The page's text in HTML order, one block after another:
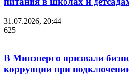
31.07.2026, 20:44
625
В Минэнерго призвали
коррупции при